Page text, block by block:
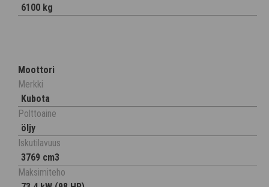
6100 kg
Moottori
Merkki
Kubota
Polttoaine
öljy
Iskutilavuus
3769 cm3
Maksimiteho